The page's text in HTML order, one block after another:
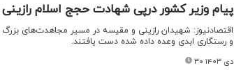
پیام وزیر کشور درپی شهادت حجج اسلام
اقتصادنیوز: شهیدان رازینی و مقیسه در مسیر مجاهدت‌های
و رستگاری ابدی وعده‌ داده‌ شده دست یافتند.
۳۰ دی ۱۴۰۳